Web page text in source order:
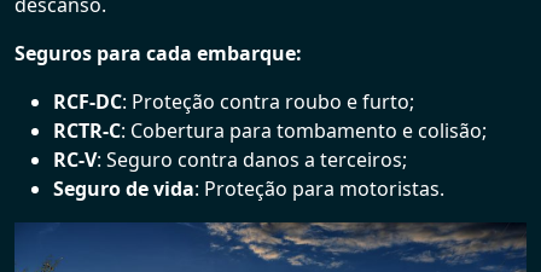
Seguros para cada embarque:
RCF-DC: Proteção contra roubo e furto;
RCTR-C: Cobertura para tombamento e colisão;
RC-V: Seguro contra danos a terceiros;
Seguro de vida: Proteção para motoristas.